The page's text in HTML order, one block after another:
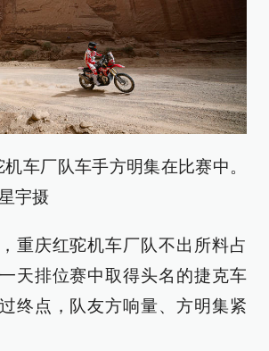
车厂队车手方明集在比赛中。
宇摄
重庆红驼机车厂队不出所料占
天排位赛中取得头名的捷克车
终点，队友方响量、方明集紧